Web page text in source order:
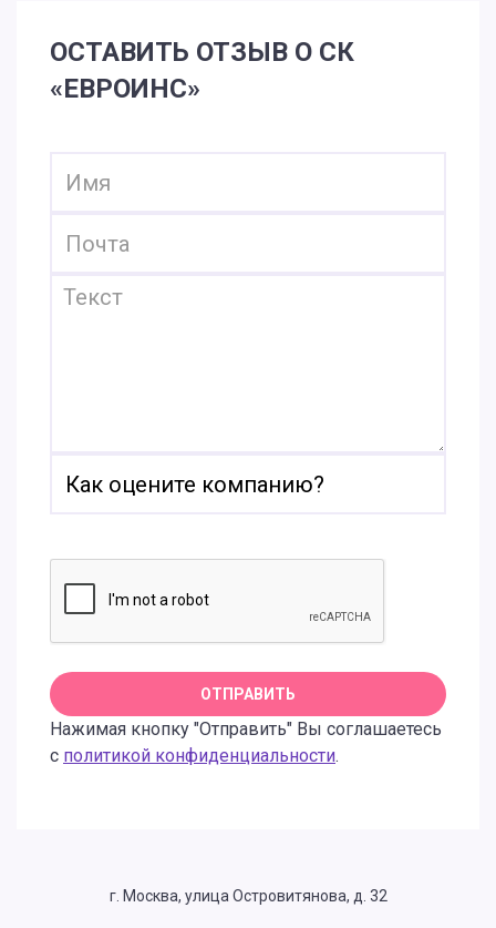
ОСТАВИТЬ ОТЗЫВ О СК
«ЕВРОИНС»
Нажимая кнопку "Отправить" Вы соглашаетесь
с политикой конфиденциальности.
г. Москва, улица Островитянова, д. 32